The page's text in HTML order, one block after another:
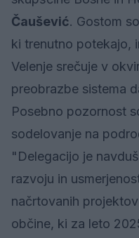
Čaušević. Gostom
ki trenutno potekajo,
Velenje srečuje v
preobrazbe sistema
Posebno pozornost
sodelovanje na
"Delegacijo je
razvoju in
načrtovanih
občine, ki za leto